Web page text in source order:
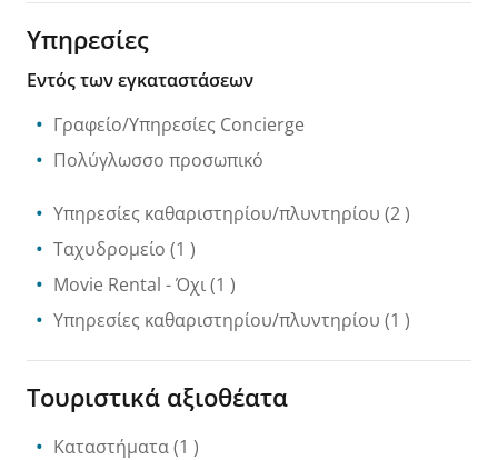
Υπηρεσίες
Εντός των εγκαταστάσεων
Γραφείο/Υπηρεσίες Concierge
Πολύγλωσσο προσωπικό
Υπηρεσίες καθαριστηρίου/πλυντηρίου (2 )
Ταχυδρομείο (1 )
Movie Rental - Όχι(1 )
Υπηρεσίες καθαριστηρίου/πλυντηρίου (1 )
Τουριστικά αξιοθέατα
Καταστήματα(1 )